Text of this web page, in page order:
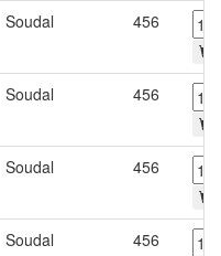
Soudal 456
Soudal 456
Soudal 456
Soudal 456